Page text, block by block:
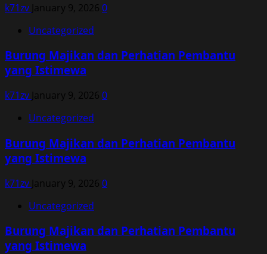
k71zv January 9, 2026 0
Uncategorized
Burung Majikan dan Perhatian Pembantu
yang Istimewa
k71zv January 9, 2026 0
Uncategorized
Burung Majikan dan Perhatian Pembantu
yang Istimewa
k71zv January 9, 2026 0
Uncategorized
Burung Majikan dan Perhatian Pembantu
yang Istimewa